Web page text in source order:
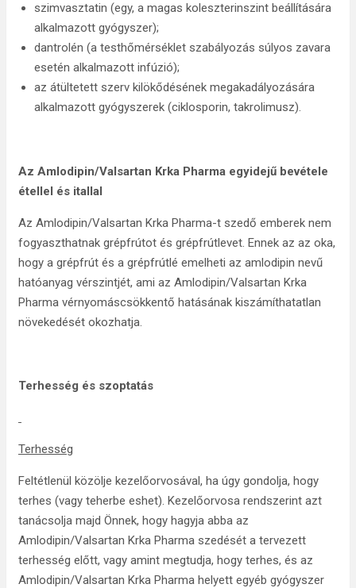
szimvasztatin (egy, a magas koleszterinszint beállítására
alkalmazott gyógyszer);
dantrolén (a testhőmérséklet szabályozás súlyos zavara
esetén alkalmazott infúzió);
az átültetett szerv kilökődésének megakadályozására
alkalmazott gyógyszerek (ciklosporin, takrolimusz).
Az Amlodipin/Valsartan Krka Pharma egyidejű bevétele
étellel és itallal
Az Amlodipin/Valsartan Krka Pharma-t szedő emberek nem
fogyaszthatnak grépfrútot és grépfrútlevet. Ennek az az oka,
hogy a grépfrút és a grépfrútlé emelheti az amlodipin nevű
hatóanyag vérszintjét, ami az Amlodipin/Valsartan Krka
Pharma vérnyomáscsökkentő hatásának kiszámíthatatlan
növekedését okozhatja.
Terhesség és szoptatás
Terhesség
Feltétlenül közölje kezelőorvosával, ha úgy gondolja, hogy
terhes (vagy teherbe eshet). Kezelőorvosa rendszerint azt
tanácsolja majd Önnek, hogy hagyja abba az
Amlodipin/Valsartan Krka Pharma szedését a tervezett
terhesség előtt, vagy amint megtudja, hogy terhes, és az
Amlodipin/Valsartan Krka Pharma helyett egyéb gyógyszer